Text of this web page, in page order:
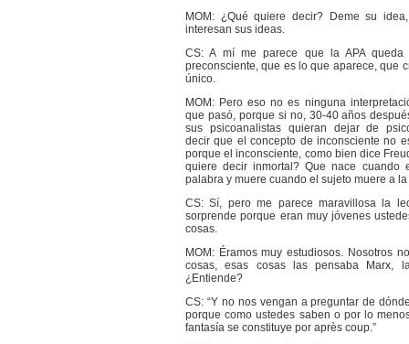
MOM: ¿Qué quiere decir? Deme su
interesan sus ideas.
CS: A mí me parece que la APA
preconsciente, que es lo que aparece, que
único.
MOM: Pero eso no es ninguna
que pasó, porque si no, 30-40 años
sus psicoanalistas quieran dejar de
decir que el concepto de inconsciente no
porque el inconsciente, como bien dice
quiere decir inmortal? Que nace cuando
palabra y muere cuando el sujeto muere a
CS: Sí, pero me parece maravillosa la
sorprende porque eran muy jóvenes
cosas.
MOM: Éramos muy estudiosos. Nosotros
cosas, esas cosas las pensaba Marx,
¿Entiende?
CS: “Y no nos vengan a preguntar de
porque como ustedes saben o por lo
fantasía se constituye por après coup.”